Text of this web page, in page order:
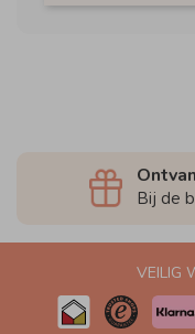
Bij de
VEILIG